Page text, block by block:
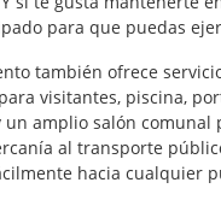
para que puedas
también ofrece
visitantes, piscina,
un amplio salón comunal
al transporte
hacia cualquier